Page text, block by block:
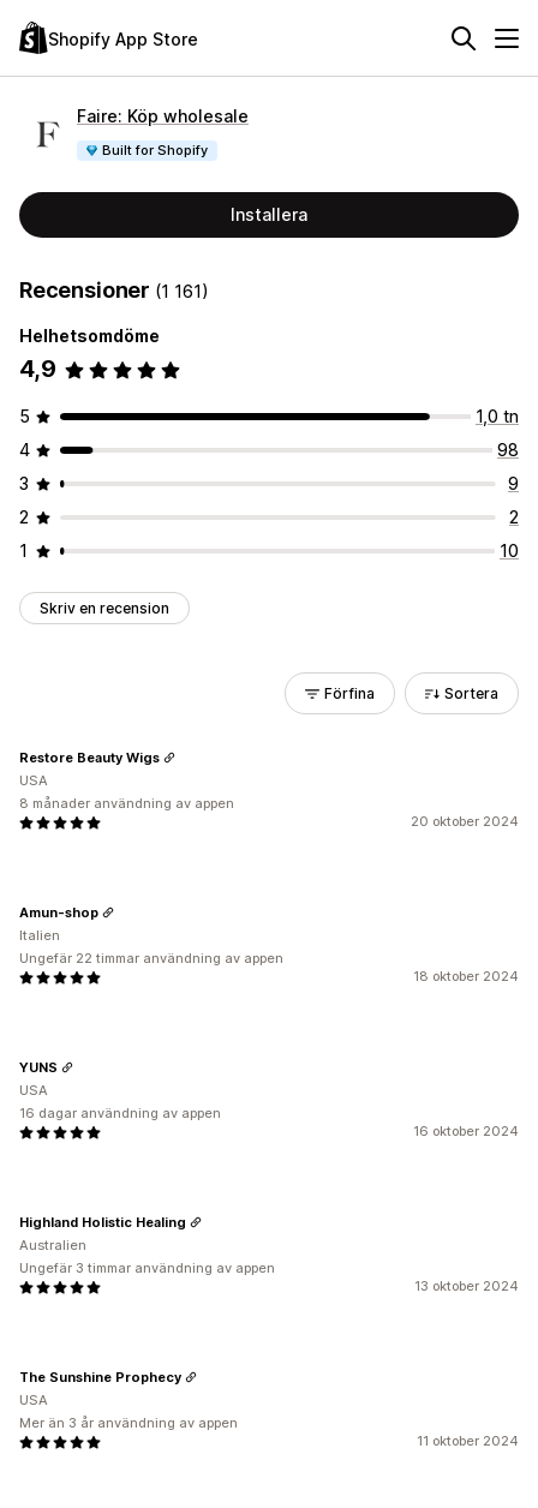
Shopify App Store
Faire: Köp wholesale
Built for Shopify
Installera
Recensioner (1 161)
Helhetsomdöme
4,9
5
1,0 tn
4
98
3
9
2
2
1
10
Skriv en recension
Förfina Sortera
20 oktober 2024
Restore Beauty Wigs
USA
8 månader användning av appen
18 oktober 2024
Amun-shop
Italien
Ungefär 22 timmar användning av appen
16 oktober 2024
YUNS
USA
16 dagar användning av appen
13 oktober 2024
Highland Holistic Healing
Australien
Ungefär 3 timmar användning av appen
11 oktober 2024
The Sunshine Prophecy
USA
Mer än 3 år användning av appen